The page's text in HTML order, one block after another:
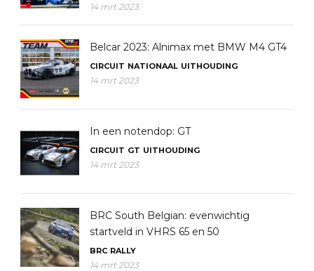
14 mrt 2023
Belcar 2023: Alnimax met BMW M4 GT4
CIRCUIT NATIONAAL UITHOUDING
14 mrt 2023
In een notendop: GT
CIRCUIT GT UITHOUDING
14 mrt 2023
BRC South Belgian: evenwichtig
startveld in VHRS 65 en 50
BRC RALLY
14 mrt 2023